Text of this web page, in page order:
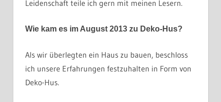
Leidenschaft teile ich gern mit meinen Lesern.
Wie kam es im August 2013 zu Deko-Hus?
Als wir überlegten ein Haus zu bauen, beschloss
ich unsere Erfahrungen festzuhalten in Form von
Deko-Hus.